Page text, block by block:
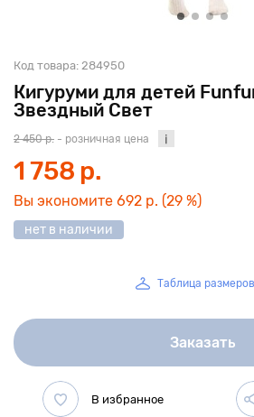
Кигуруми для детей
Звездный Свет
Код товара: 284950
2 450 р. - розничная цена
1 758 р.
Вы экономите 692 р. (29 %)
нет в наличии
Таблица размеров
Заказать